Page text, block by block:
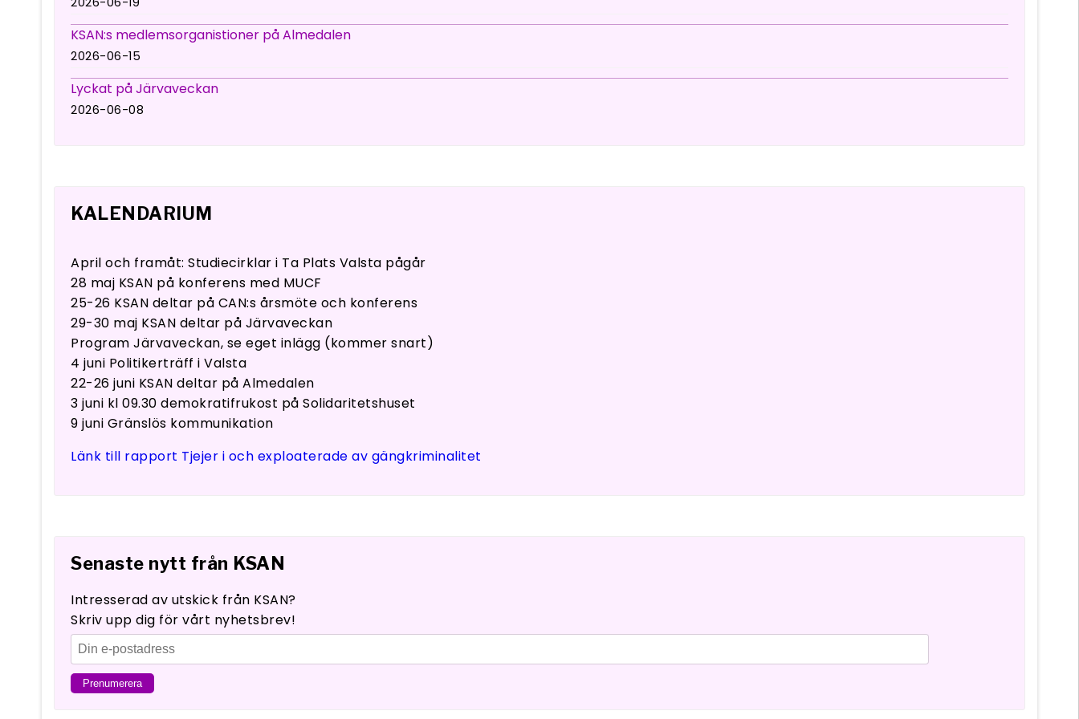
KSAN:s medlemsorganistioner på Almedalen
2026-06-15
Lyckat på Järvaveckan
2026-06-08
KALENDARIUM
April och framåt: Studiecirklar i Ta Plats Valsta pågår
28 maj KSAN på konferens med MUCF
25-26 KSAN deltar på CAN:s årsmöte och konferens
29-30 maj KSAN deltar på Järvaveckan
Program Järvaveckan, se eget inlägg (kommer snart)
4 juni Politikerträff i Valsta
22-26 juni KSAN deltar på Almedalen
3 juni kl 09.30 demokratifrukost på Solidaritetshuset
9 juni Gränslös kommunikation
Länk till rapport Tjejer i och exploaterade av gängkriminalitet
Senaste nytt från KSAN
Intresserad av utskick från KSAN?
Skriv upp dig för vårt nyhetsbrev!